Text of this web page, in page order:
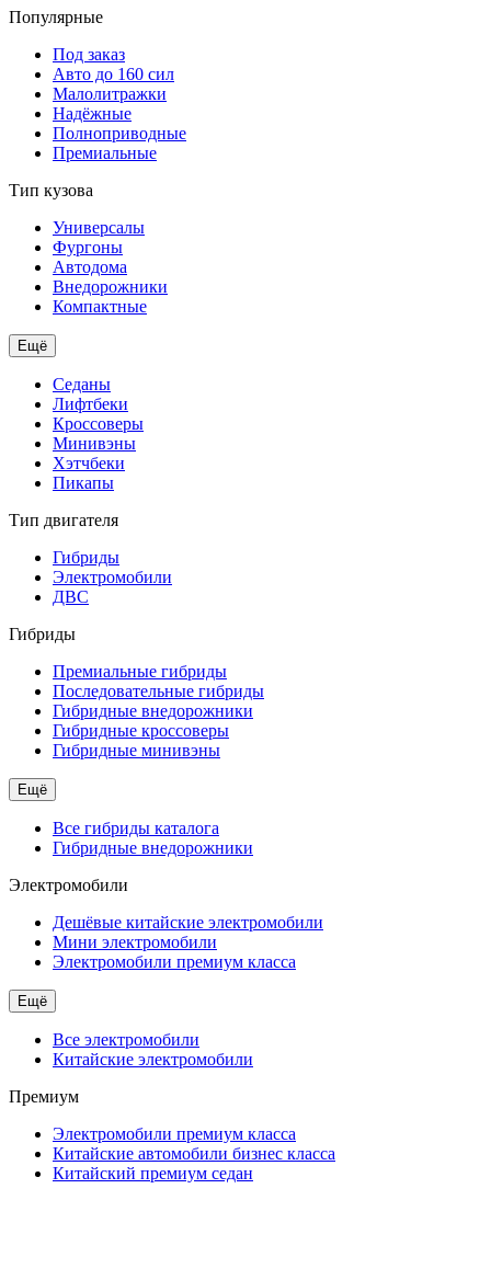
Популярные
Под заказ
Авто до 160 сил
Малолитражки
Надёжные
Полноприводные
Премиальные
Тип кузова
Универсалы
Фургоны
Автодома
Внедорожники
Компактные
Ещё
Седаны
Лифтбеки
Кроссоверы
Минивэны
Хэтчбеки
Пикапы
Тип двигателя
Гибриды
Электромобили
ДВС
Гибриды
Премиальные гибриды
Последовательные гибриды
Гибридные внедорожники
Гибридные кроссоверы
Гибридные минивэны
Ещё
Все гибриды каталога
Гибридные внедорожники
Электромобили
Дешёвые китайские электромобили
Мини электромобили
Электромобили премиум класса
Ещё
Все электромобили
Китайские электромобили
Премиум
Электромобили премиум класса
Китайские автомобили бизнес класса
Китайский премиум седан